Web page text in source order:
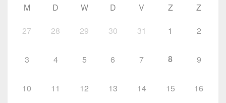
M D W D V Z Z
27 28 29 30 31 1 2
3 4 5 6 7 8 9
10 11 12 13 14 15 16